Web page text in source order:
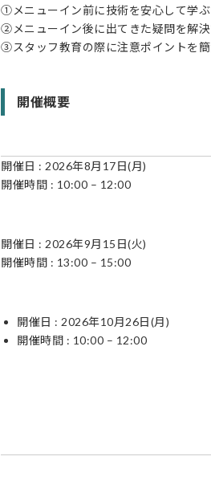
①メニューイン前に技術を安心して学
②メニューイン後に出てきた疑問を解
③スタッフ教育の際に注意ポイントを
開催概要
開催日 : 2026年8月17日(月)
開催時間 : 10:00 – 12:00
開催日 : 2026年9月15日(火)
開催時間 : 13:00 – 15:00
開催日 : 2026年10月26日(月)
開催時間 : 10:00 – 12:00